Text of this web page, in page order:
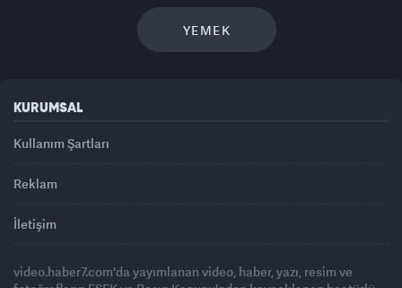
YEMEK
KURUMSAL
Kullanım Şartları
Reklam
İletişim
video.haber7.com'da yayımlanan video, haber, yazı, resim ve